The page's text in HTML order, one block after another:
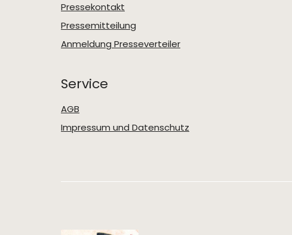
Pressekontakt
Pressemitteilung
Anmeldung Presseverteiler
Service
AGB
Impressum und Datenschutz